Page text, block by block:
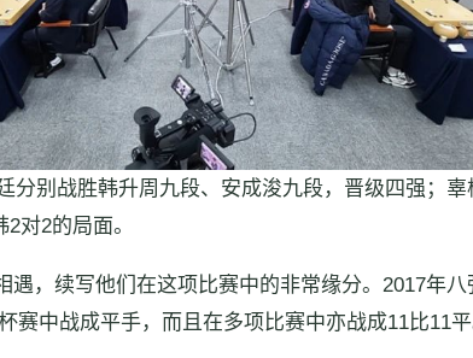
分别战胜韩升周九段、安成浚九段，晋级四强；
对2的局面。
，续写他们在这项比赛中的非常缘分。2017年
赛中战成平手，而且在多项比赛中亦战成11比11